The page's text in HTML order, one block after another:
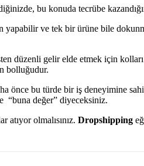
bu konuda tecrübe
ve tek bir ürüne bile
düzenli gelir elde etmek için kolları
bolluğudur.
önce bu türde bir iş deneyimine
“buna değer” diyeceksiniz.
olmalısınız. Dropshipping